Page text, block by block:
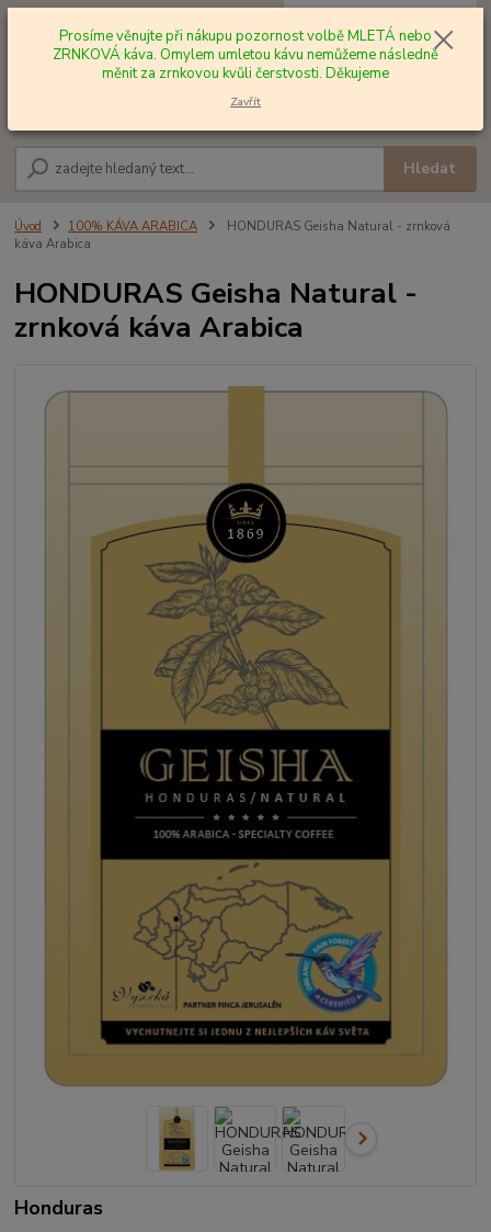
Hledat
+420 602 577 209 za0,00 Kč
Úvod 100% KÁVA ARABICA
HONDURAS Geisha Natural - zrnková
káva Arabica
HONDURAS Geisha Natural -
zrnková káva Arabica
Honduras
Prosíme věnujte při nákupu pozornost volbě MLETÁ nebo
ZRNKOVÁ káva. Omylem umletou kávu nemůžeme následně
měnit za zrnkovou kvůli čerstvosti. Děkujeme
Zavřít